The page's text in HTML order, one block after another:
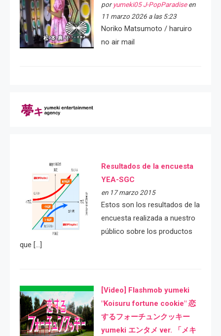
por yumeki05 J-PopParadiseen
11 marzo 2026 a las 5:23
Noriko Matsumoto / haruiro
no air mail
Resultados de la encuesta
YEA-SGC
en 17 marzo 2015
Estos son los resultados de la
encuesta realizada a nuestro
público sobre los productos
que […]
[Video] Flashmob yumeki
"Koisuru fortune cookie" 恋
するフォーチュンクッキー
yumeki エンタメ ver. 「メキ